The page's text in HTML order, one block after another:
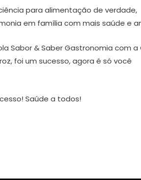
para alimentação de verdade,
em família com mais saúde e
Sabor & Saber Gastronomia com a
foi um sucesso, agora é só você
Saúde a todos!